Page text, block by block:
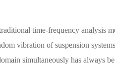
time-frequency analysis
vibration of suspension
simultaneously has always